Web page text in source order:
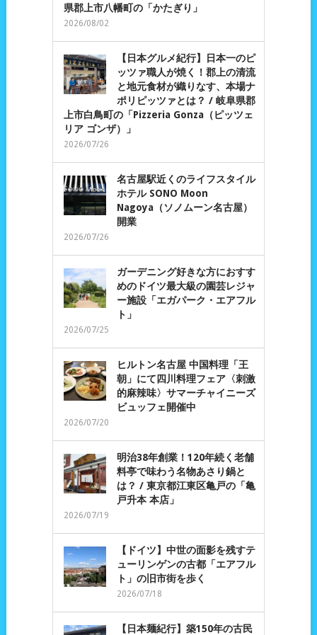
県郡上市八幡町の「かたぎり」
2026/08/02
【日本グルメ紀行】日本一のピ
ッツァ職人が焼く！郡上の清流
と地元食材が織りなす、本場ナ
ポリピッツァとは？ / 岐阜県郡
上市白鳥町の「Pizzeria Gonza（ピッツェ
リア ゴンザ）」
2026/07/26
名古屋駅近くのライフスタイル
ホテル SONO Moon
Nagoya（ソノムーン名古屋）
開業
2026/07/26
ガーデニング好きな方におすす
めのドイツ最大級の園芸レジャ
ー施設「エガパーク・エアフル
ト」
2026/07/25
ヒルトン名古屋 中国料理「王
朝」にて四川料理フェア〈刺激
的麻辣味〉サマーチャイニーズ
ビュッフェ開催中
2026/07/20
明治38年創業！120年続く老舗
料亭で味わう名物あさり鍋と
は？ / 東京都江東区亀戸の「亀
戸升本 本店」
2026/07/19
【ドイツ】中世の面影を残すテ
ューリンゲンの古都「エアフル
ト」の旧市街を歩く
2026/07/18
【日本麺紀行】築150年の古民